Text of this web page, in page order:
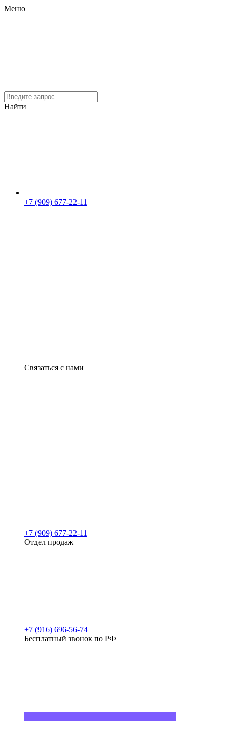
Меню
Найти
+7 (909) 677-22-11
Связаться с нами
+7 (909) 677-22-11
Отдел продаж
+7 (916) 696-56-74
Бесплатный звонок по РФ